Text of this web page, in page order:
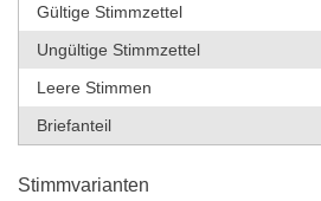
Gültige Stimmzettel
Ungültige Stimmzettel
Leere Stimmen
Briefanteil
Stimmvarianten